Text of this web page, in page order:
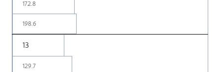
172.8
198.6
13
129.7